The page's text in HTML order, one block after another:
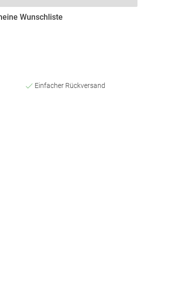
Wunschliste
Einfacher Rückversand